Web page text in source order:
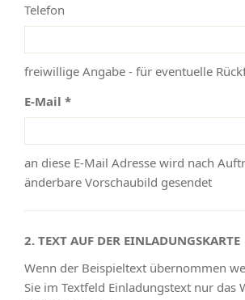
Telefon
freiwillige Angabe - für eventuelle
E-Mail *
an diese E-Mail Adresse wird nach
änderbare Vorschaubild gesendet
2. TEXT AUF DER EINLADUNGSKARTE
Wenn der Beispieltext übernommen
Sie im Textfeld Einladungstext nur das